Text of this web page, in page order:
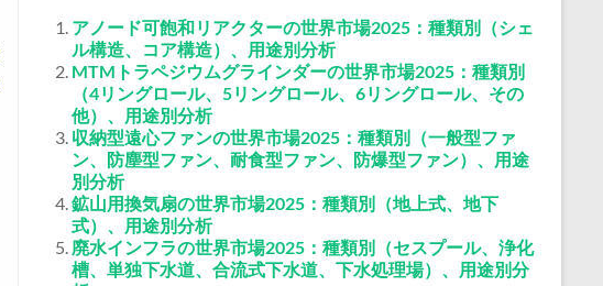
アノード可飽和リアクターの世界市場2025：種類別（シェ
ル構造、コア構造）、用途別分析
MTMトラペジウムグラインダーの世界市場2025：種類別
（4リングロール、5リングロール、6リングロール、その
他）、用途別分析
収納型遠心ファンの世界市場2025：種類別（一般型ファ
ン、防塵型ファン、耐食型ファン、防爆型ファン）、用途
別分析
鉱山用換気扇の世界市場2025：種類別（地上式、地下
式）、用途別分析
廃水インフラの世界市場2025：種類別（セスプール、浄化
槽、単独下水道、合流式下水道、下水処理場）、用途別分